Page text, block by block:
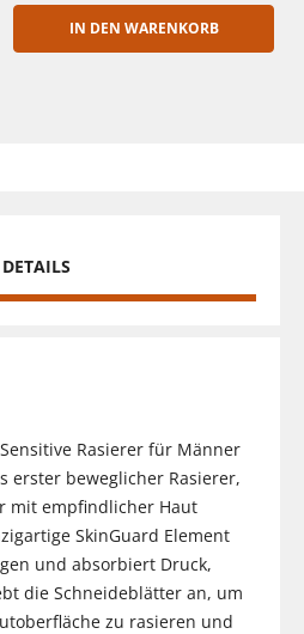
IN DEN WARENKORB
DETAILS
Rasierer für Männer
erster beweglicher Rasierer,
mit empfindlicher Haut
SkinGuard Element
und absorbiert Druck,
die Schneideblätter an, um
zu rasieren und